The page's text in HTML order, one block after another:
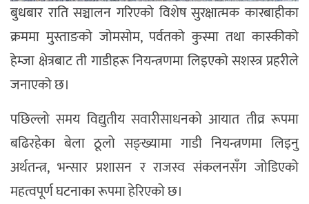
बुधबार राति सञ्चालन गरिएको विशेष सुरक्षात्मक कारबाहीका
क्रममा मुस्ताङको जोमसोम, पर्वतको कुस्मा तथा कास्कीको
हेम्जा क्षेत्रबाट ती गाडीहरू नियन्त्रणमा लिइएको सशस्त्र प्रहरीले
जनाएको छ।
पछिल्लो समय विद्युतीय सवारीसाधनको आयात तीव्र रूपमा
बढिरहेका बेला ठूलो सङ्ख्यामा गाडी नियन्त्रणमा लिइनु
अर्थतन्त्र, भन्सार प्रशासन र राजस्व संकलनसँग जोडिएको
महत्वपूर्ण घटनाका रूपमा हेरिएको छ।